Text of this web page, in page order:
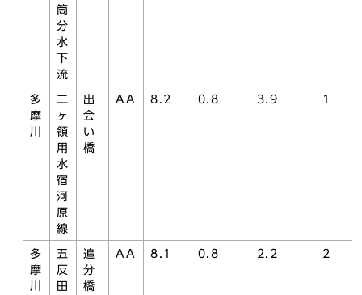
筒
分
水
下
流
多
摩
川
二
ヶ
領
用
水
宿
河
原
線
出
会
い
橋
AA 8.2 0.8 3.9 1
多
摩
川
五
反
田
追
分
橋
AA 8.1 0.8 2.2 2